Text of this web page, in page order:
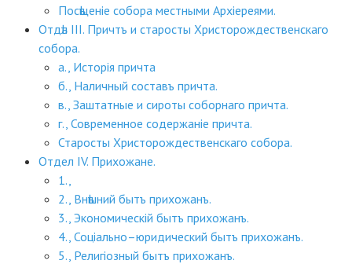
Посѣщеніе собора местными Архіереями.
Отдѣл ІІІ. Причтъ и старосты Христорождественскаго
собора.
а., Исторія причта
б., Наличный составъ причта.
в., Заштатные и сироты соборнаго причта.
г., Современное содержаніе причта.
Старосты Христорождественскаго собора.
Отдел ІV. Прихожане.
1.,
2., Внѣшний бытъ прихожанъ.
3., Экономическій бытъ прихожанъ.
4., Соціально–юридический бытъ прихожанъ.
5., Религіозный бытъ прихожанъ.